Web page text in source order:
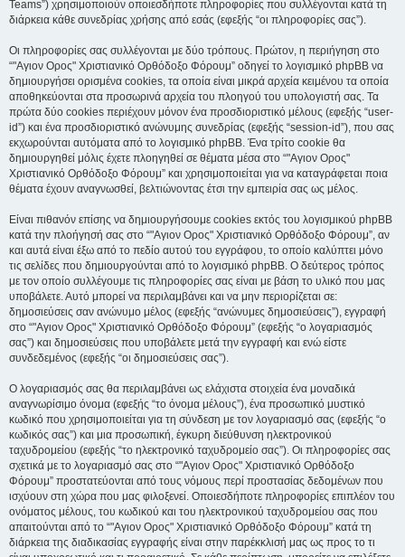
Teams”) χρησιμοποιούν οποιεσδήποτε πληροφορίες που συλλέγονται κατά τη
διάρκεια κάθε συνεδρίας χρήσης από εσάς (εφεξής “οι πληροφορίες σας”).
Οι πληροφορίες σας συλλέγονται με δύο τρόπους. Πρώτον, η περιήγηση στο
“"Αγιον Ορος" Χριστιανικό Ορθόδοξο Φόρουμ” οδηγεί το λογισμικό phpBB να
δημιουργήσει ορισμένα cookies, τα οποία είναι μικρά αρχεία κειμένου τα οποία
αποθηκεύονται στα προσωρινά αρχεία του πλοηγού του υπολογιστή σας. Τα
πρώτα δύο cookies περιέχουν μόνον ένα προσδιοριστικό μέλους (εφεξής “user-
id”) και ένα προσδιοριστικό ανώνυμης συνεδρίας (εφεξής “session-id”), που σας
εκχωρούνται αυτόματα από το λογισμικό phpBB. Ένα τρίτο cookie θα
δημιουργηθεί μόλις έχετε πλοηγηθεί σε θέματα μέσα στο “"Αγιον Ορος"
Χριστιανικό Ορθόδοξο Φόρουμ” και χρησιμοποιείται για να καταγράφεται ποια
θέματα έχουν αναγνωσθεί, βελτιώνοντας έτσι την εμπειρία σας ως μέλος.
Είναι πιθανόν επίσης να δημιουργήσουμε cookies εκτός του λογισμικού phpBB
κατά την πλοήγησή σας στο “"Αγιον Ορος" Χριστιανικό Ορθόδοξο Φόρουμ”, αν
και αυτά είναι έξω από το πεδίο αυτού του εγγράφου, το οποίο καλύπτει μόνο
τις σελίδες που δημιουργούνται από το λογισμικό phpBB. Ο δεύτερος τρόπος
με τον οποίο συλλέγουμε τις πληροφορίες σας είναι με βάση το υλικό που μας
υποβάλετε. Αυτό μπορεί να περιλαμβάνει και να μην περιορίζεται σε:
δημοσιεύσεις σαν ανώνυμο μέλος (εφεξής “ανώνυμες δημοσιεύσεις”), εγγραφή
στο “"Αγιον Ορος" Χριστιανικό Ορθόδοξο Φόρουμ” (εφεξής “ο λογαριασμός
σας”) και δημοσιεύσεις που υποβάλετε μετά την εγγραφή και ενώ είστε
συνδεδεμένος (εφεξής “οι δημοσιεύσεις σας”).
Ο λογαριασμός σας θα περιλαμβάνει ως ελάχιστα στοιχεία ένα μοναδικά
αναγνωρίσιμο όνομα (εφεξής “το όνομα μέλους”), ένα προσωπικό μυστικό
κωδικό που χρησιμοποιείται για τη σύνδεση με τον λογαριασμό σας (εφεξής “ο
κωδικός σας”) και μια προσωπική, έγκυρη διεύθυνση ηλεκτρονικού
ταχυδρομείου (εφεξής “το ηλεκτρονικό ταχυδρομείο σας”). Οι πληροφορίες σας
σχετικά με το λογαριασμό σας στο “"Αγιον Ορος" Χριστιανικό Ορθόδοξο
Φόρουμ” προστατεύονται από τους νόμους περί προστασίας δεδομένων που
ισχύουν στη χώρα που μας φιλοξενεί. Οποιεσδήποτε πληροφορίες επιπλέον του
ονόματος μέλους, του κωδικού και του ηλεκτρονικού ταχυδρομείου σας που
απαιτούνται από το “"Αγιον Ορος" Χριστιανικό Ορθόδοξο Φόρουμ” κατά τη
διάρκεια της διαδικασίας εγγραφής είναι στην παρέκκλισή μας ως προς το τι